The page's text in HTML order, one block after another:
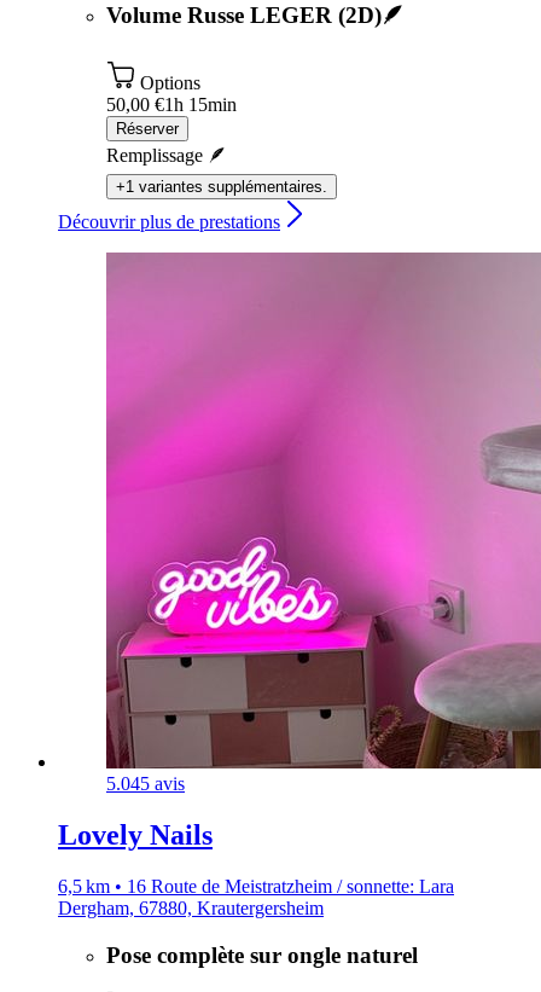
Volume Russe LEGER (2D)🪶
Options
50,00 €1h 15min
Réserver
Remplissage 🪶
+1 variantes supplémentaires.
Découvrir plus de prestations
5.045 avis
Lovely Nails
6,5 km • 16 Route de Meistratzheim / sonnette: Lara
Dergham, 67880, Krautergersheim
Pose complète sur ongle naturel